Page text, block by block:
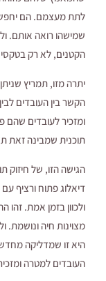
לתת מעצמם. הם
שמישהו רואה אותם.
הקטנים, לא רק בטקסי
יתרה מזו, תמריץ
הקשר בין העובדים
ומזכיר לעובדים שהם
תוכנית שמבינה זאת
הגישה הזו, של חיזוק
דיאלוג פתוח ורציף
ולכוון בזמן אמת. זהו
מצוינות חיה
היא זו שמדליקה
העובדים למטרה